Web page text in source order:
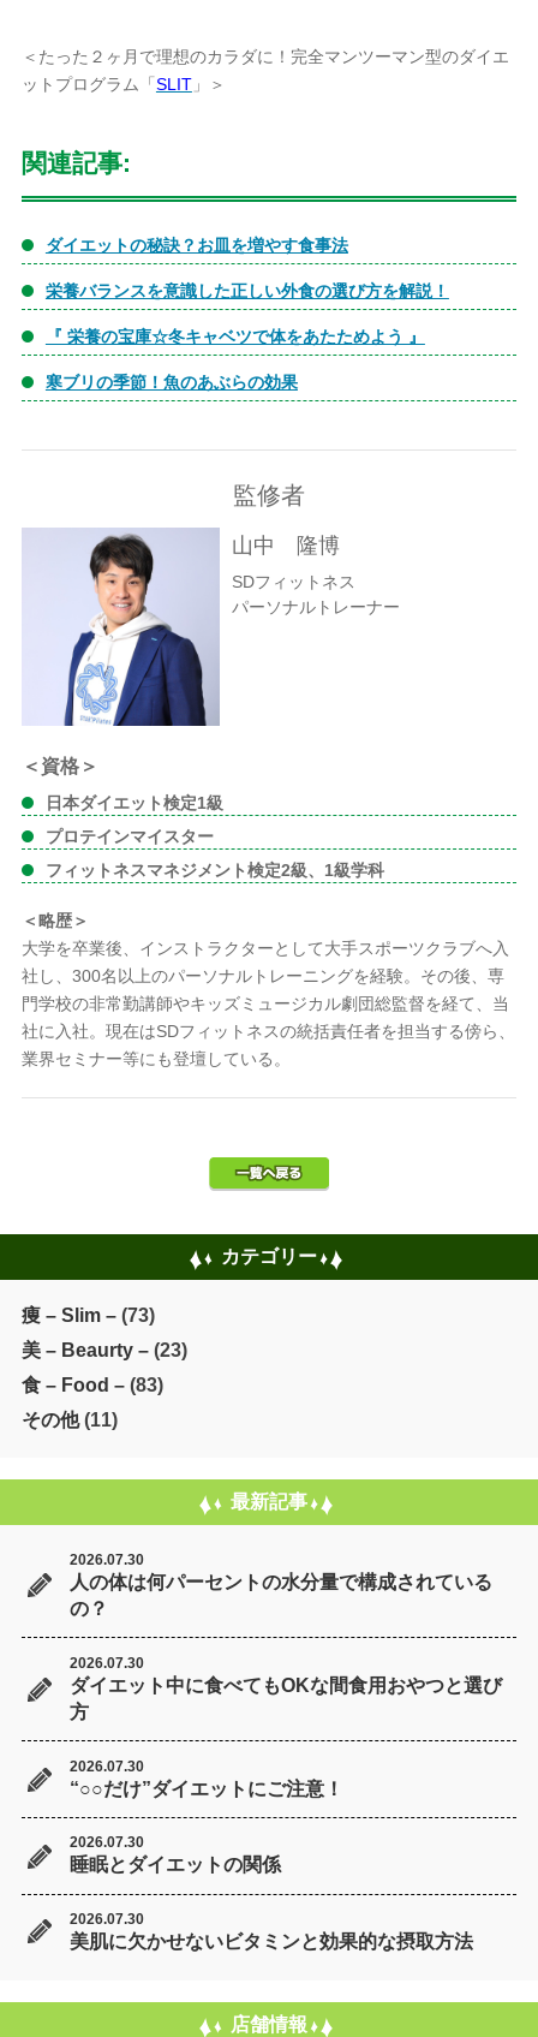
＜たった２ヶ月で理想のカラダに！完全マンツーマン型のダイエ
ットプログラム「 SLIT」＞
関連記事:
ダイエットの秘訣？お皿を増やす食事法
栄養バランスを意識した正しい外食の選び方を解説！
『 栄養の宝庫☆冬キャベツで体をあたためよう 』
寒ブリの季節！魚のあぶらの効果
監修者
山中 隆博
SDフィットネス
パーソナルトレーナー
＜資格＞
日本ダイエット検定1級
プロテインマイスター
フィットネスマネジメント検定2級、1級学科
＜略歴＞
大学を卒業後、インストラクターとして大手スポーツクラブへ入
社し、300名以上のパーソナルトレーニングを経験。その後、専
門学校の非常勤講師やキッズミュージカル劇団総監督を経て、当
社に入社。現在はSDフィットネスの統括責任者を担当する傍ら、
業界セミナー等にも登壇している。
カテゴリー
痩 – Slim –(73)
美 – Beaurty –(23)
食 – Food –(83)
その他(11)
最新記事
2026.07.30
人の体は何パーセントの水分量で構成されている
の？
2026.07.30
ダイエット中に食べてもOKな間食用おやつと選び
方
2026.07.30
“○○だけ”ダイエットにご注意！
2026.07.30
睡眠とダイエットの関係
2026.07.30
美肌に欠かせないビタミンと効果的な摂取方法
店舗情報